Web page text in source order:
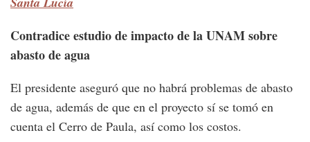
Contradice estudio de impacto de la UNAM sobre
abasto de agua
El presidente aseguró que no habrá problemas de abasto
de agua, además de que en el proyecto sí se tomó en
cuenta el Cerro de Paula, así como los costos.